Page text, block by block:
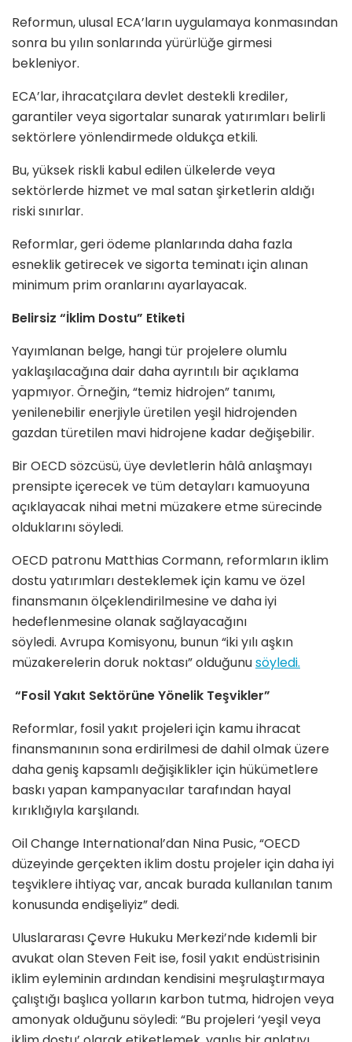
Reformun, ulusal ECA’ların uygulamaya konmasından
sonra bu yılın sonlarında yürürlüğe girmesi
bekleniyor.
ECA’lar, ihracatçılara devlet destekli krediler,
garantiler veya sigortalar sunarak yatırımları belirli
sektörlere yönlendirmede oldukça etkili.
Bu, yüksek riskli kabul edilen ülkelerde veya
sektörlerde hizmet ve mal satan şirketlerin aldığı
riski sınırlar.
Reformlar, geri ödeme planlarında daha fazla
esneklik getirecek ve sigorta teminatı için alınan
minimum prim oranlarını ayarlayacak.
Belirsiz “İklim Dostu” Etiketi
Yayımlanan belge, hangi tür projelere olumlu
yaklaşılacağına dair daha ayrıntılı bir açıklama
yapmıyor. Örneğin, “temiz hidrojen” tanımı,
yenilenebilir enerjiyle üretilen yeşil hidrojenden
gazdan türetilen mavi hidrojene kadar değişebilir.
Bir OECD sözcüsü, üye devletlerin hâlâ anlaşmayı
prensipte içerecek ve tüm detayları kamuoyuna
açıklayacak nihai metni müzakere etme sürecinde
olduklarını söyledi.
OECD patronu Matthias Cormann, reformların iklim
dostu yatırımları desteklemek için kamu ve özel
finansmanın ölçeklendirilmesine ve daha iyi
hedeflenmesine olanak sağlayacağını
söyledi. Avrupa Komisyonu, bunun “iki yılı aşkın
müzakerelerin doruk noktası” olduğunusöyledi.
“Fosil Yakıt Sektörüne Yönelik Teşvikler”
Reformlar, fosil yakıt projeleri için kamu ihracat
finansmanının sona erdirilmesi de dahil olmak üzere
daha geniş kapsamlı değişiklikler için hükümetlere
baskı yapan kampanyacılar tarafından hayal
kırıklığıyla karşılandı.
Oil Change International’dan Nina Pusic, “OECD
düzeyinde gerçekten iklim dostu projeler için daha iyi
teşviklere ihtiyaç var, ancak burada kullanılan tanım
konusunda endişeliyiz” dedi.
Uluslararası Çevre Hukuku Merkezi’nde kıdemli bir
avukat olan Steven Feit ise, fosil yakıt endüstrisinin
iklim eyleminin ardından kendisini meşrulaştırmaya
çalıştığı başlıca yolların karbon tutma, hidrojen veya
amonyak olduğunu söyledi: “Bu projeleri ‘yeşil veya